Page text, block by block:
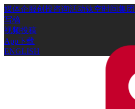
媒体企服创投咨询活动钛空时间集
写稿
视频投稿
App下载
ENGLISH